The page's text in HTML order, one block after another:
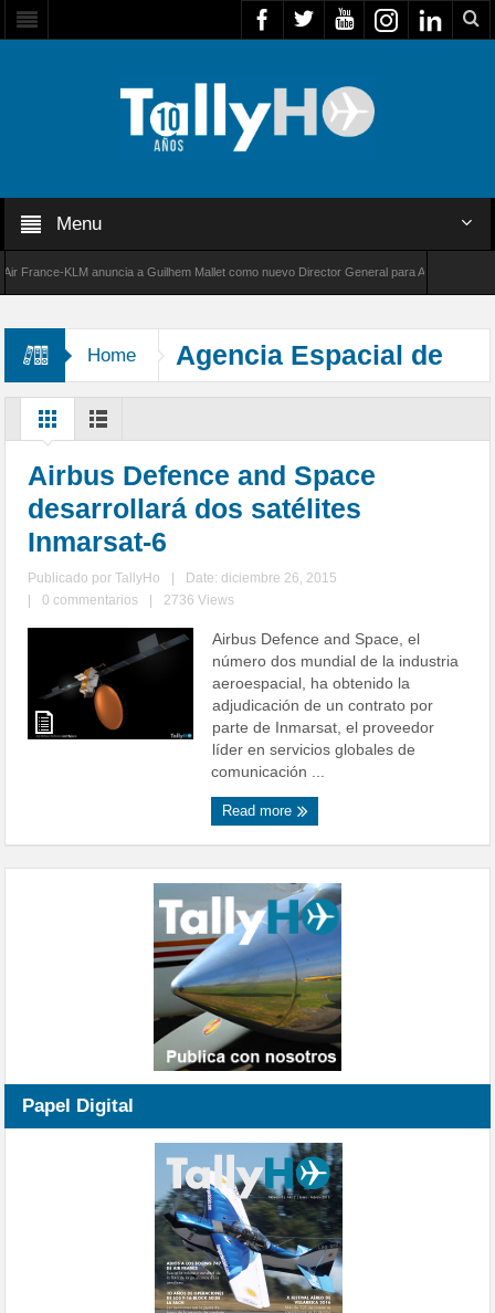
Menu
KLM anuncia a Guilhem Mallet como nuevo Director General para América Latina
Home
Agencia Espacial de
Reino Unido
Airbus Defence and Space
desarrollará dos satélites
Inmarsat-6
Publicado porTallyHo
Date: diciembre 26, 2015
0 commentarios 2736 Views
Airbus Defence and Space, el
número dos mundial de la industria
aeroespacial, ha obtenido la
adjudicación de un contrato por
parte de Inmarsat, el proveedor
líder en servicios globales de
comunicación ...
Read more
Papel Digital